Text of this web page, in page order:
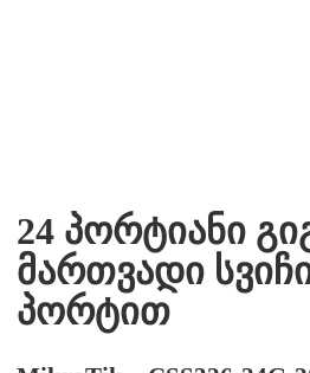
24 პორტიანი
მართვადი
პორტით